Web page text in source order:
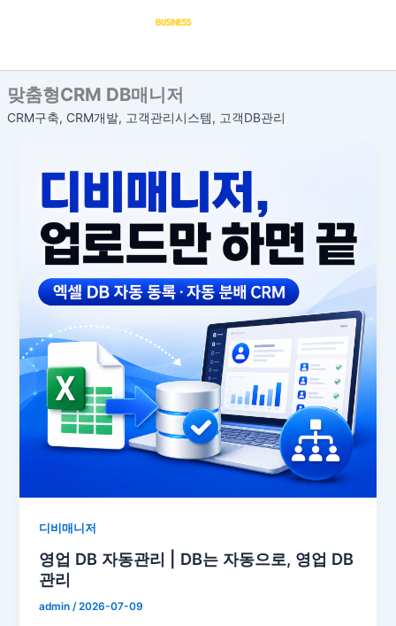
로
건
너
맞춤형CRM DB매니저
CRM구축, CRM개발, 고객관리시스템, 고객DB관리
디비매니저
영업 DB 자동관리 | DB는 자동으로, 영업 DB
관리
admin /2026-07-09